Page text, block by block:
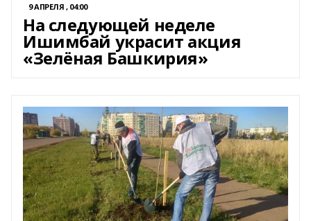
9 АПРЕЛЯ , 04:00
На следующей неделе
Ишимбай украсит акция
«Зелёная Башкирия»